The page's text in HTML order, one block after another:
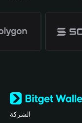
الشركة